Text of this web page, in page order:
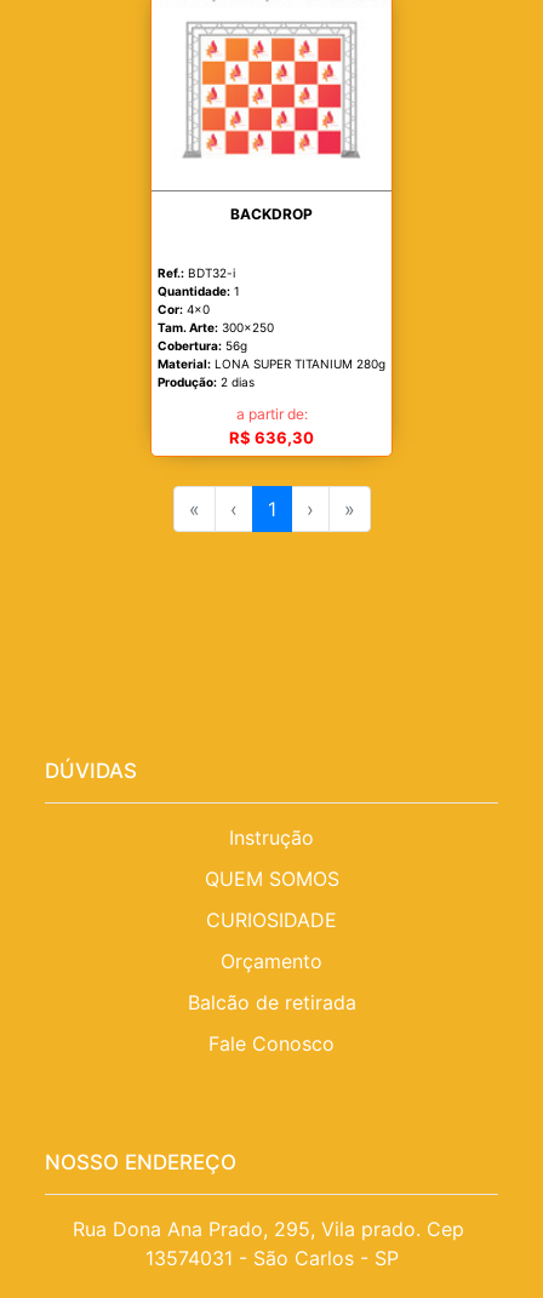
BACKDROP
Ref.: BDT32-i
Quantidade: 1
Cor: 4x0
Tam. Arte: 300x250
Cobertura: 56g
Material: LONA SUPER TITANIUM 280g
Produção: 2 dias
a partir de:
R$ 636,30
« ‹ 1 › »
DÚVIDAS
Instrução
QUEM SOMOS
CURIOSIDADE
Orçamento
Balcão de retirada
Fale Conosco
NOSSO ENDEREÇO
Rua Dona Ana Prado, 295, Vila prado. Cep
13574031 - São Carlos - SP